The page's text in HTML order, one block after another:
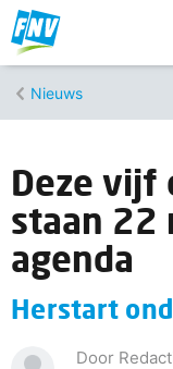
Nieuws
Deze vijf
staan 22
agenda
Herstart
Door